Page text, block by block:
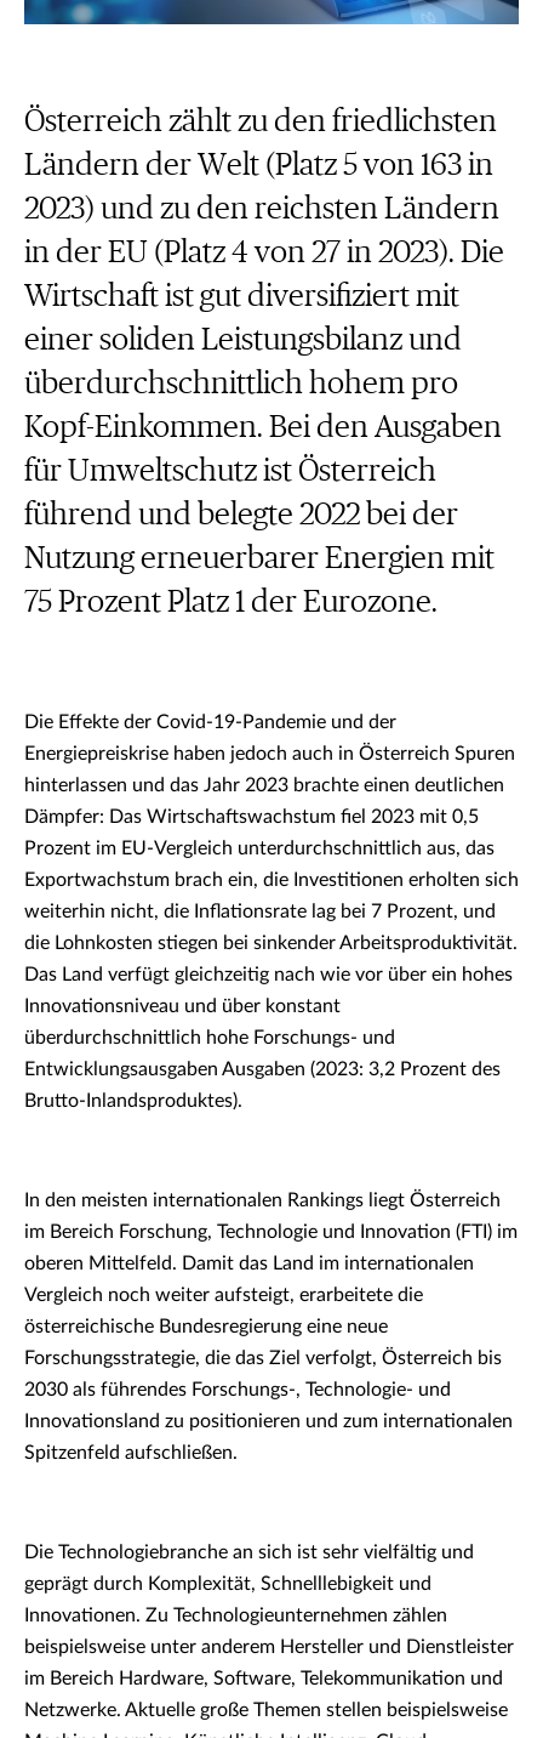
Österreich zählt zu den friedlichsten
Ländern der Welt (Platz 5 von 163 in
2023) und zu den reichsten Ländern
in der EU (Platz 4 von 27 in 2023). Die
Wirtschaft ist gut diversifiziert mit
einer soliden Leistungsbilanz und
überdurchschnittlich hohem pro
Kopf-Einkommen. Bei den Ausgaben
für Umweltschutz ist Österreich
führend und belegte 2022 bei der
Nutzung erneuerbarer Energien mit
75 Prozent Platz 1 der Eurozone.
Die Effekte der Covid-19-Pandemie und der
Energiepreiskrise haben jedoch auch in Österreich Spuren
hinterlassen und das Jahr 2023 brachte einen deutlichen
Dämpfer: Das Wirtschaftswachstum fiel 2023 mit 0,5
Prozent im EU-Vergleich unterdurchschnittlich aus, das
Exportwachstum brach ein, die Investitionen erholten sich
weiterhin nicht, die Inflationsrate lag bei 7 Prozent, und
die Lohnkosten stiegen bei sinkender Arbeitsproduktivität.
Das Land verfügt gleichzeitig nach wie vor über ein hohes
Innovationsniveau und über konstant
überdurchschnittlich hohe Forschungs- und
Entwicklungsausgaben Ausgaben (2023: 3,2 Prozent des
Brutto-Inlandsproduktes).
In den meisten internationalen Rankings liegt Österreich
im Bereich Forschung, Technologie und Innovation (FTI) im
oberen Mittelfeld. Damit das Land im internationalen
Vergleich noch weiter aufsteigt, erarbeitete die
österreichische Bundesregierung eine neue
Forschungsstrategie, die das Ziel verfolgt, Österreich bis
2030 als führendes Forschungs-, Technologie- und
Innovationsland zu positionieren und zum internationalen
Spitzenfeld aufschließen.
Die Technologiebranche an sich ist sehr vielfältig und
geprägt durch Komplexität, Schnelllebigkeit und
Innovationen. Zu Technologieunternehmen zählen
beispielsweise unter anderem Hersteller und Dienstleister
im Bereich Hardware, Software, Telekommunikation und
Netzwerke. Aktuelle große Themen stellen beispielsweise